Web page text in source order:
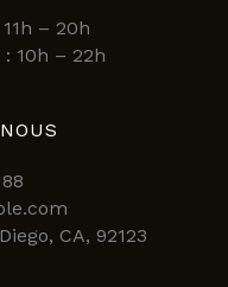
– 20h
10h – 22h
CA, 92123